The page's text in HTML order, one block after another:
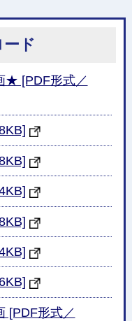
ド
★ [PDF形式／
[PDF形式／